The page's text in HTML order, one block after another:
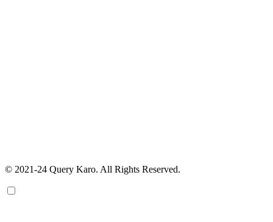
© 2021-24 Query Karo. All Rights Reserved.